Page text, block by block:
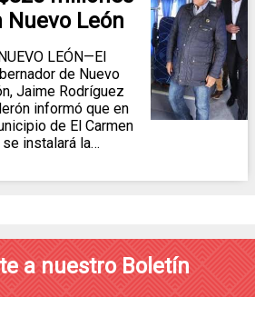
Nuevo León
NUEVO LEÓN—El
de Nuevo
Jaime Rodríguez
informó que en
de El Carmen
se instalará la…
a nuestro Boletín